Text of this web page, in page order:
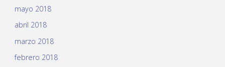
mayo 2018
abril 2018
marzo 2018
febrero 2018